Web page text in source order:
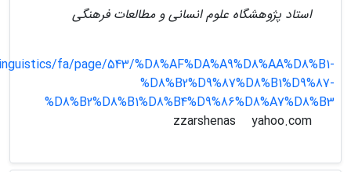
استاد پژوهشگاه علوم انسانی و مطالعات فرهنگی
fa/page/543/%D8%AF%DA%A9%D8%AA%D8%B1-
%D8%B2%D9%87%D8%B1%D9%87-
%D8%B2%D8%B1%D8%B4%D9%86%D8%A7%D8%B3
yahoo.com